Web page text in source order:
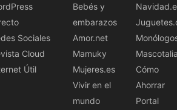
Sociales
Cloud
Útil
Bebés y
embarazos
Amor.net
Mamuky
Mujeres.es
Vivir en el
mundo
Cómo
Ahorrar
Portal